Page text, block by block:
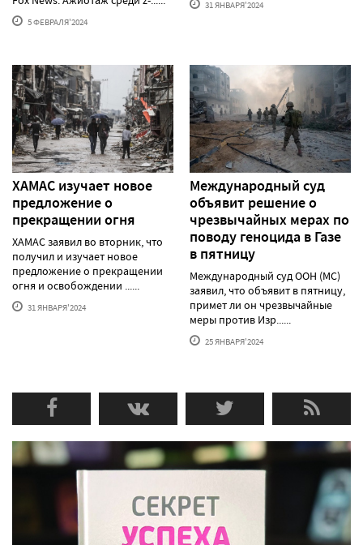
5 ФЕВРАЛЯ'2024
31 ЯНВАРЯ'2024
ХАМАС изучает новое
предложение о
прекращении огня
ХАМАС заявил во вторник, что
получил и изучает новое
предложение о прекращении
огня и освобождении ......
31 ЯНВАРЯ'2024
Международный суд
объявит решение о
чрезвычайных мерах по
поводу геноцида в Газе
в пятницу
Международный суд ООН (МС)
заявил, что объявит в пятницу,
примет ли он чрезвычайные
меры против Изр......
25 ЯНВАРЯ'2024